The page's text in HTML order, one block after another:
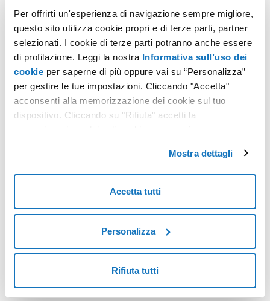
Per offrirti un'esperienza di navigazione sempre migliore,
questo sito utilizza cookie propri e di terze parti, partner
selezionati. I cookie di terze parti potranno anche essere
di profilazione. Leggi la nostra Informativa sull’uso dei
cookie per saperne di più oppure vai su “Personalizza”
per gestire le tue impostazioni. Cliccando "Accetta"
acconsenti alla memorizzazione dei cookie sul tuo
dispositivo. Cliccando su "Rifiuta" accetti la
memorizzazione dei soli cookie necessari.
Mostra dettagli
Accetta tutti
Personalizza
Rifiuta tutti
Quanto è stata utile questa guida?
Non hai trovato quello che cerchi?
Contatta i nostri esperti, sono a tua disposizione.